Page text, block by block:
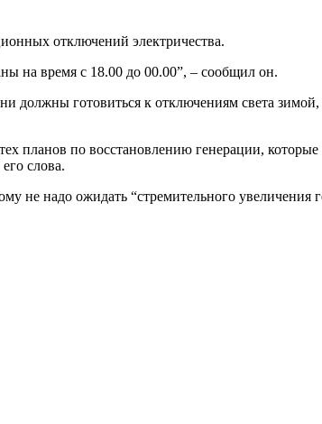
отключений электричества.
на время с 18.00 до 00.00”, – сообщил он.
готовиться к отключениям света зимой,
планов по восстановлению генерации,
слова.
не надо ожидать “стремительного увеличения